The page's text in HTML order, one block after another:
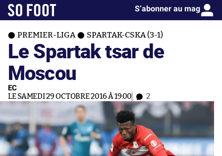
S’abonner au mag
PREMIER-LIGA SPARTAK-CSKA (3-1)
Le Spartak tsar de
Moscou
EC
LE SAMEDI 29 OCTOBRE 2016 À 19:00 2